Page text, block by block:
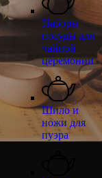
Наборы
посуды для
чайной
церемонии
Шило и
ножи для
пуэра